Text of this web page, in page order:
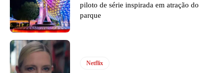
piloto de série inspirada em atração do
parque
Netflix